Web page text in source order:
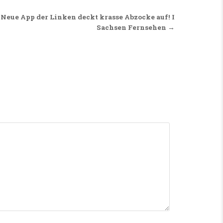
App der Linken deckt krasse Abzocke auf! I
Sachsen Fernsehen →